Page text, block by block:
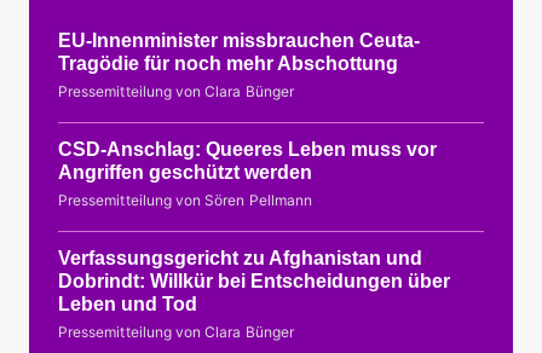
EU-Innenminister missbrauchen Ceuta-
Tragödie für noch mehr Abschottung
Pressemitteilung von Clara Bünger
CSD-Anschlag: Queeres Leben muss vor
Angriffen geschützt werden
Pressemitteilung von Sören Pellmann
Verfassungsgericht zu Afghanistan und
Dobrindt: Willkür bei Entscheidungen über
Leben und Tod
Pressemitteilung von Clara Bünger